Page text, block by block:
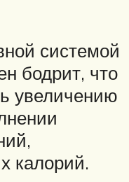
системой
бодрит, что
увеличению
калорий.